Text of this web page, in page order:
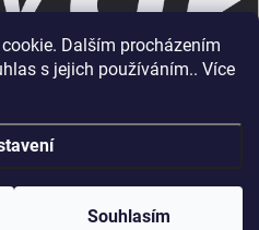
Dalším procházením
s jejich používáním.. Více
Souhlasím
Shoptet
. Všechna práva vyhrazena.